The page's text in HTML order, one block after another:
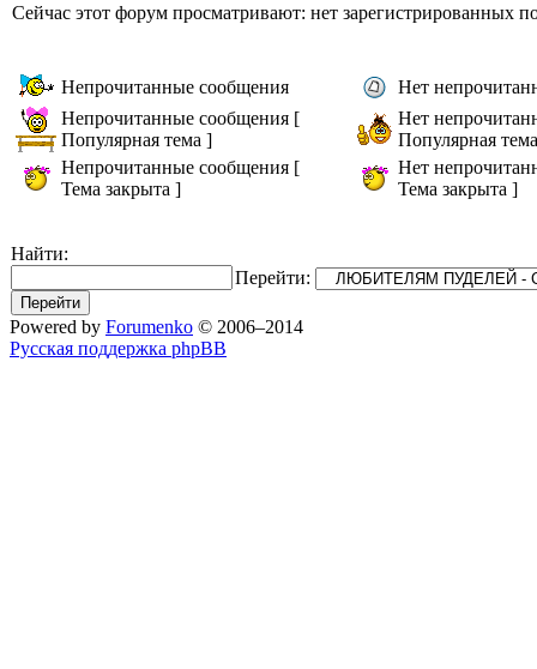
Сейчас этот форум просматривают: нет зарегистрированных
Непрочитанные сообщения
Нет
Непрочитанные сообщения [
Популярная тема ]
Нет
Популярная
Непрочитанные сообщения [
Тема закрыта ]
Нет
Тема закрыта ]
Найти:
Перейти:
Powered by Forumenko © 2006–2014
Русская поддержка phpBB